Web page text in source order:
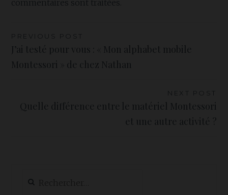
commentaires sont traitées
Navigation
de
PREVIOUS POST
J’ai testé pour vous : « Mon alphabet mobile
Montessori » de chez Nathan
NEXT POST
Quelle différence entre le matériel Montessori
et une autre activité ?